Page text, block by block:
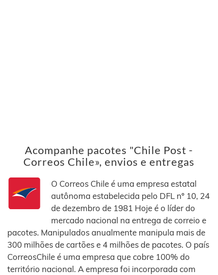
Acompanhe pacotes "Chile Post -
Correos Chile», envios e entregas
O Correos Chile é uma empresa estatal
autônoma estabelecida pelo DFL nº 10, 24
de dezembro de 1981 Hoje é o líder do
mercado nacional na entrega de correio e
pacotes. Manipulados anualmente manipula mais de
300 milhões de cartões e 4 milhões de pacotes. O país
CorreosChile é uma empresa que cobre 100% do
território nacional. A empresa foi incorporada com